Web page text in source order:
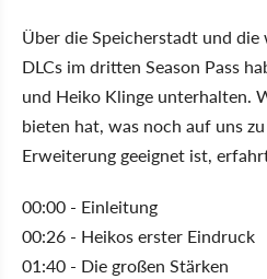
Über die Speicherstadt und
DLCs im dritten Season Pass
und Heiko Klinge unterhalten.
bieten hat, was noch auf uns
Erweiterung geeignet ist,
00:00 - Einleitung
00:26 - Heikos erster Eindruck
01:40 - Die großen Stärken